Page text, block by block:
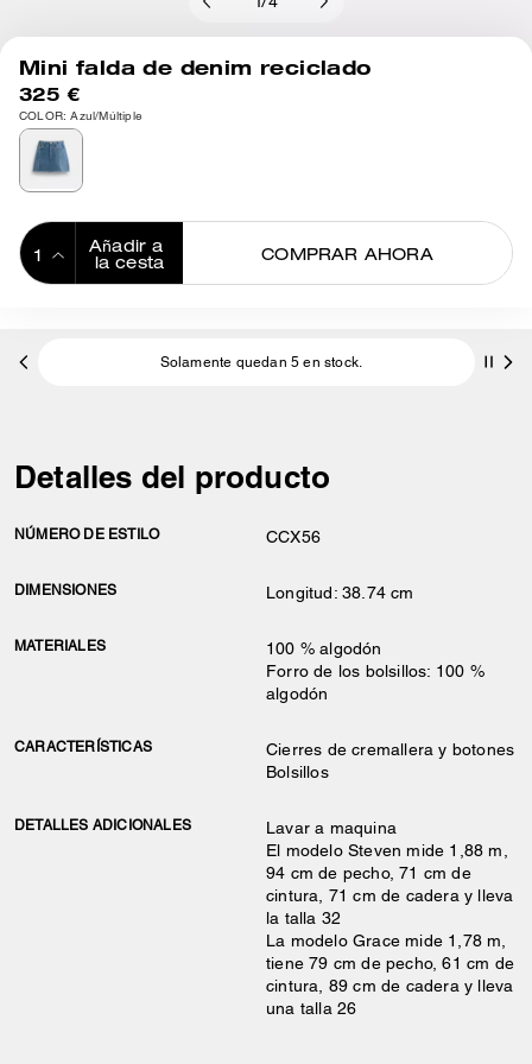
/4
Mini falda de denim reciclado
325 €
COLOR: Azul/Múltiple
Añadir a
la cesta
COMPRAR AHORA
Solamente quedan 5 en stock.
Detalles del producto
NÚMERO DE ESTILO CCX56
DIMENSIONES Longitud: 38.74 cm
MATERIALES
100 % algodón
Forro de los bolsillos: 100 %
algodón
CARACTERÍSTICAS
Cierres de cremallera y botones
Bolsillos
DETALLES ADICIONALES
Lavar a maquina
El modelo Steven mide 1,88 m,
94 cm de pecho, 71 cm de
cintura, 71 cm de cadera y lleva
la talla 32
La modelo Grace mide 1,78 m,
tiene 79 cm de pecho, 61 cm de
cintura, 89 cm de cadera y lleva
una talla 26